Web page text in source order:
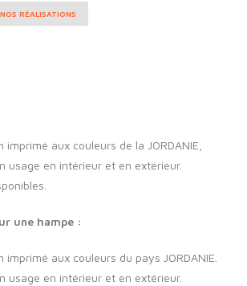
RÉALISATIONS
aux couleurs de la JORDANIE,
usage en intérieur et en extérieur.
une hampe :
aux couleurs du pays JORDANIE.
usage en intérieur et en extérieur.